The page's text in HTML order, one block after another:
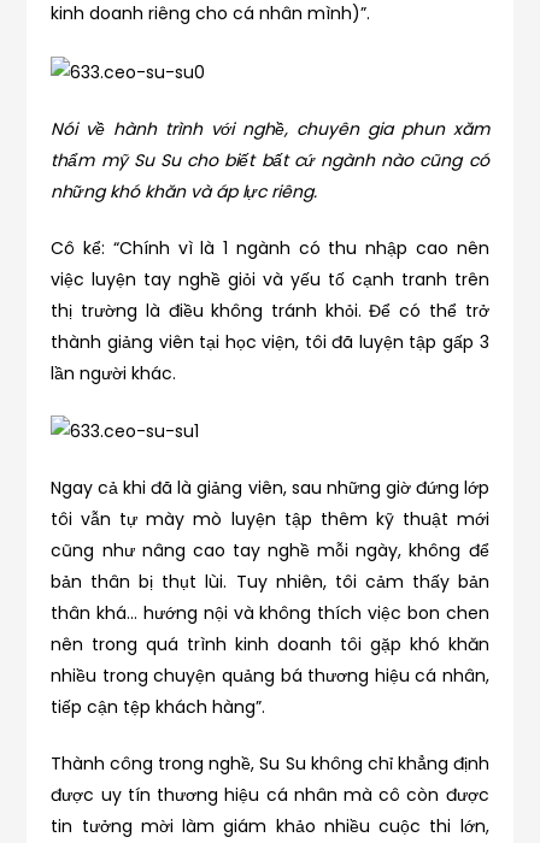
kinh doanh riêng cho cá nhân mình)”.
Nói về hành trình với nghề, chuyên gia phun xăm
thẩm mỹ Su Su cho biết bất cứ ngành nào cũng có
những khó khăn và áp lực riêng.
Cô kể: “Chính vì là 1 ngành có thu nhập cao nên
việc luyện tay nghề giỏi và yếu tố cạnh tranh trên
thị trường là điều không tránh khỏi. Để có thể trở
thành giảng viên tại học viện, tôi đã luyện tập gấp 3
lần người khác.
Ngay cả khi đã là giảng viên, sau những giờ đứng lớp
tôi vẫn tự mày mò luyện tập thêm kỹ thuật mới
cũng như nâng cao tay nghề mỗi ngày, không để
bản thân bị thụt lùi. Tuy nhiên, tôi cảm thấy bản
thân khá… hướng nội và không thích việc bon chen
nên trong quá trình kinh doanh tôi gặp khó khăn
nhiều trong chuyện quảng bá thương hiệu cá nhân,
tiếp cận tệp khách hàng”.
Thành công trong nghề, Su Su không chỉ khẳng định
được uy tín thương hiệu cá nhân mà cô còn được
tin tưởng mời làm giám khảo nhiều cuộc thi lớn,